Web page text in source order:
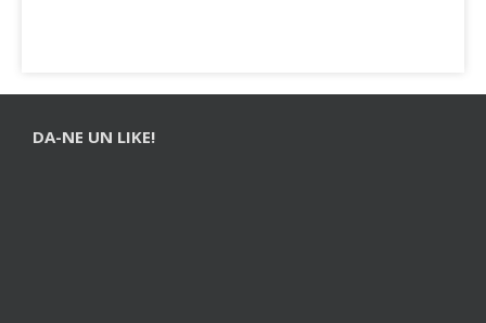
DA-NE UN LIKE!